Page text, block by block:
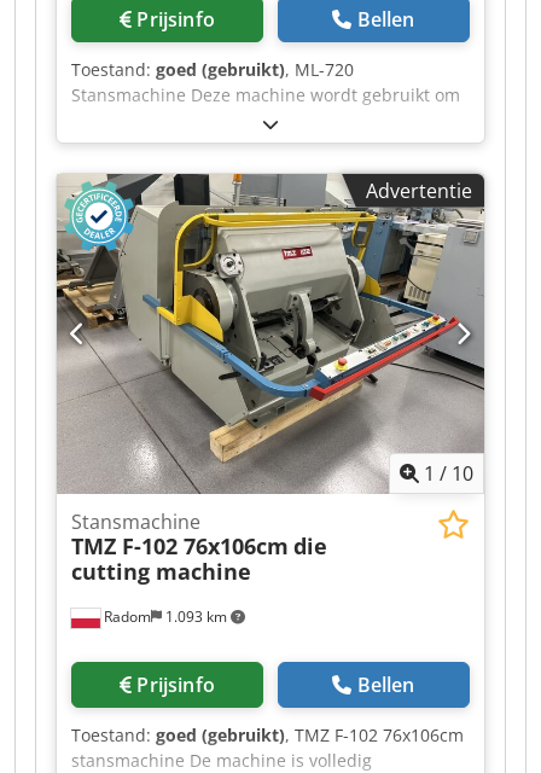
Prijsinfo Bellen
Toestand: goed (gebruikt), ML-720
Stansmachine Deze machine wordt gebruikt om
vormen uit te stansen met behulp van een
stansmatrijs (stansgereedschap) in materialen
zoals papier, karton, leer, kunststoffen,
enzovoort. Dksdpfxszlahio Aaver Na een
onderhoudsbeurt is de machine direct klaar voor
gebruik. Formaat: 720 x 510 mm Gewicht: 1800
kg Voeding: 380 V Motor: 2,2 kW Uitrusting: –
Elektromagnetische koppeling en rem –
Snelmontageframe – 3 bedrijfsmodi: continu,
met tijdsvertraging, handmatig – Centrale
druksmering – Veiligheidsbeschermingen –
Gereedschap en instructies voor de bediening,
inclusief documentatie.
Advertentie
1 / 10
Radom 1.093 km
Stansmachine
TMZ F-102 76x106cm die
cutting machine
Prijsinfo Bellen
Toestand: goed (gebruikt), TMZ F-102 76x106cm
stansmachine De machine is volledig